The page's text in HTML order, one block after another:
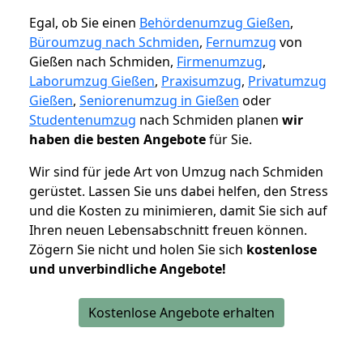
Egal, ob Sie einen Behördenumzug Gießen,
Büroumzug nach Schmiden, Fernumzug von
Gießen nach Schmiden, Firmenumzug,
Laborumzug Gießen, Praxisumzug, Privatumzug
Gießen, Seniorenumzug in Gießen oder
Studentenumzug nach Schmiden planen wir
haben die besten Angebotefür Sie.
Wir sind für jede Art von Umzug nach Schmiden
gerüstet. Lassen Sie uns dabei helfen, den Stress
und die Kosten zu minimieren, damit Sie sich auf
Ihren neuen Lebensabschnitt freuen können.
Zögern Sie nicht und holen Sie sich kostenlose
und unverbindliche Angebote!
Kostenlose Angebote erhalten